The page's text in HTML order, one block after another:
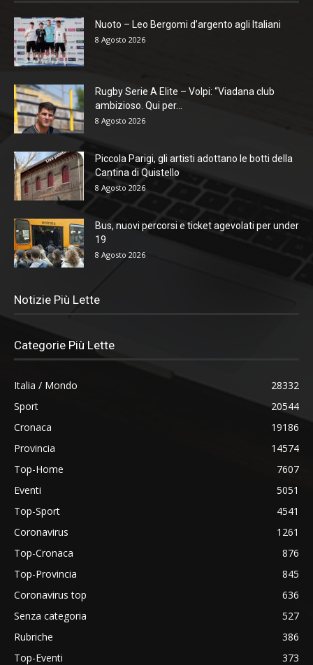
Nuoto – Leo Bergomi d’argento agli Italiani
8 Agosto 2026
Rugby Serie A Elite – Volpi: “Viadana club
ambizioso. Qui per...
8 Agosto 2026
Piccola Parigi, gli artisti adottano le botti della
Cantina di Quistello
8 Agosto 2026
Bus, nuovi percorsi e ticket agevolati per under
19
8 Agosto 2026
Notizie Più Lette
Categorie Più Lette
Italia / Mondo
28332
Sport
20544
Cronaca
19186
Provincia
14574
Top-Home
7607
Eventi
5051
Top-Sport
4541
Coronavirus
1261
Top-Cronaca
876
Top-Provincia
845
Coronavirus top
636
Senza categoria
527
Rubriche
386
Top-Eventi
373